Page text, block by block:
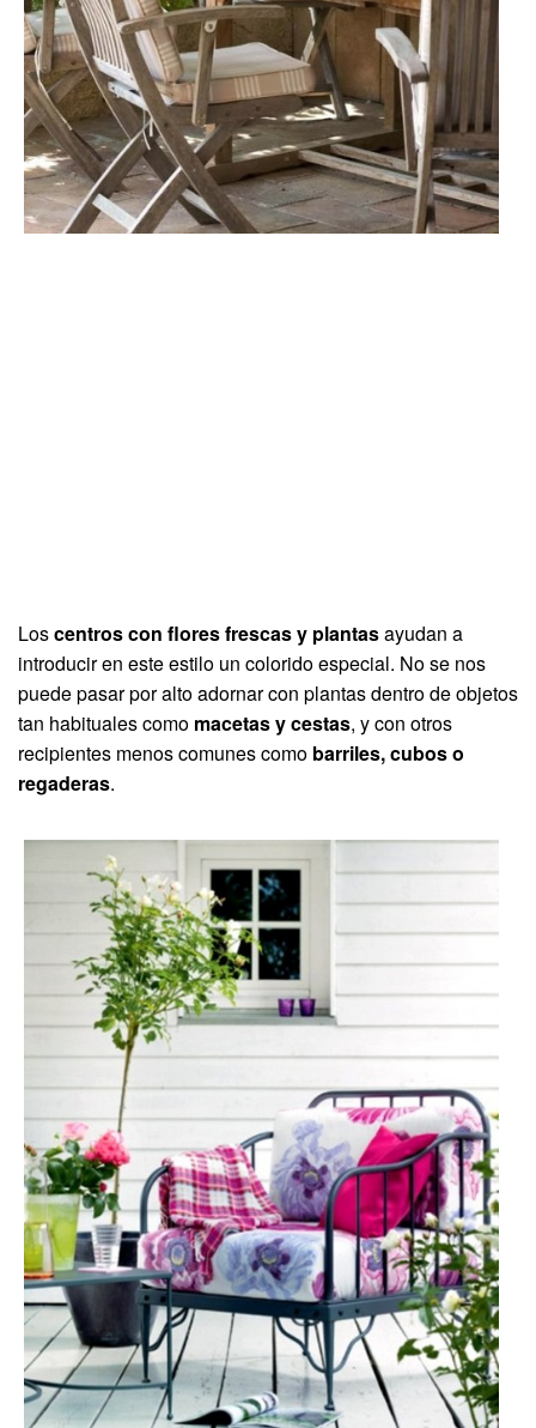
Loscentros con flores frescas y plantasayudan a
introducir en este estilo un colorido especial. No se nos
puede pasar por alto adornar con plantas dentro de objetos
tan habituales como macetas y cestas, y con otros
recipientes menos comunes como barriles, cubos o
regaderas.